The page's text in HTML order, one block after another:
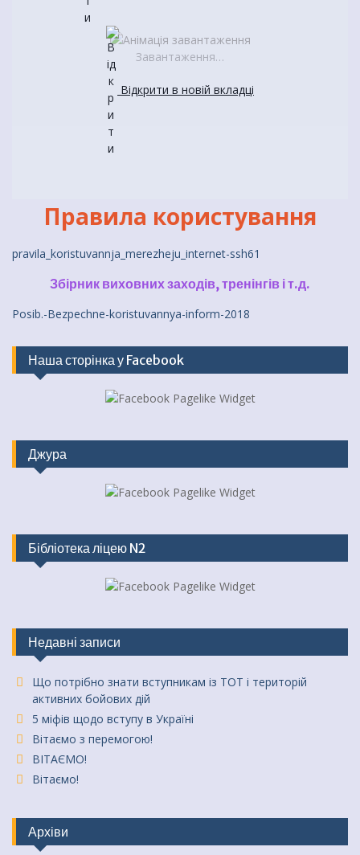
Завантаження…
Відкрити в новій вкладці
Правила користування
pravila_koristuvannja_merezheju_internet-ssh61
Збірник виховних заходів, тренінгів і т.д.
Posib.-Bezpechne-koristuvannya-inform-2018
Наша сторінка у Facebook
Джура
Бібліотека ліцею N2
Недавні записи
Що потрібно знати вступникам із ТОТ і територій
активних бойових дій
5 міфів щодо вступу в Україні
Вітаємо з перемогою!
ВІТАЄМО!
Вітаємо!
Архіви